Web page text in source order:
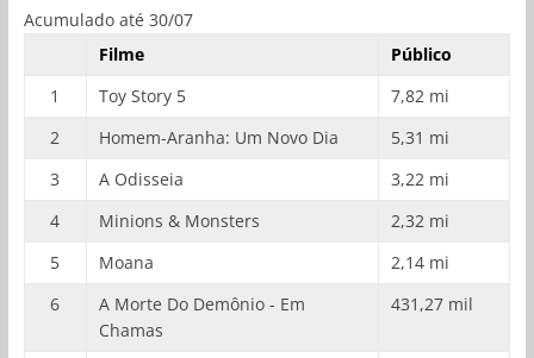
Acumulado até 30/07
Filme
Público
1
Toy Story 5
7,82 mi
2
Homem-Aranha: Um Novo Dia
5,31 mi
3
A Odisseia
3,22 mi
4
Minions & Monsters
2,32 mi
5
Moana
2,14 mi
6
A Morte Do Demônio - Em
Chamas
431,27 mil